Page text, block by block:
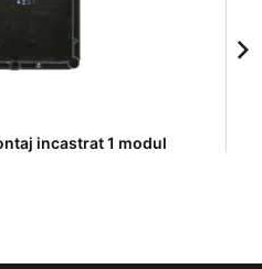
incastrat 1 modul